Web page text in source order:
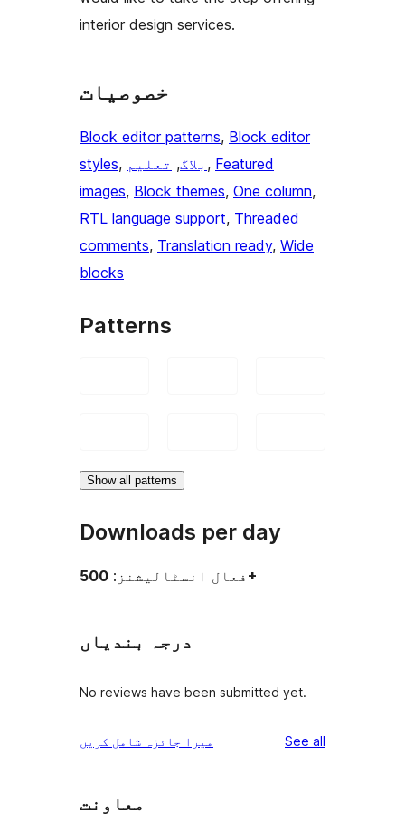
interior design services.
خصوصیات
Block editor patterns, Block editor
styles, بلاگ, تعلیم , Featured
images, Block themes, One column
RTL language support, Threaded
comments, Translation ready, Wide
blocks
Patterns
Show all patterns
Downloads per day
فعال انسٹالیشنز: 500+
درجہ بندیاں
No reviews have been submitted yet.
میرا جائزہ شامل کریں See all
معاونت